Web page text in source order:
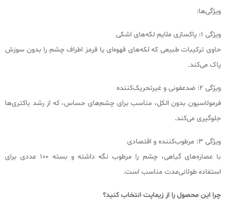
ویژگی‌ها:
ویژگی ۱: پاکسازی ملایم لکه‌های اشکی
حاوی ترکیبات طبیعی که لکه‌های قهوه‌ای یا قرمز اطراف چشم را بدون سوزش
پاک می‌کند.
ویژگی ۲: ضدعفونی و غیرتحریک‌کننده
فرمولاسیون بدون الکل، مناسب برای چشم‌های حساس، که از رشد باکتری‌ها
جلوگیری می‌کند.
ویژگی ۳: مرطوب‌کننده و اقتصادی
با عصاره‌های گیاهی، چشم را مرطوب نگه داشته و بسته 100 عددی برای
استفاده طولانی‌مدت مناسب است.
چرا این محصول را از زیماپت انتخاب کنید؟